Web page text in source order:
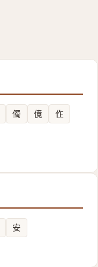
㒔 傹
㑅
安